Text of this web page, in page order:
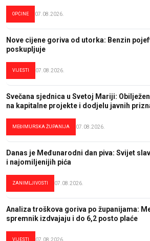
OPĆINE 07.08.2026.
Nove cijene goriva od utorka: Benzin
poskupljuje
VIJESTI 07.08.2026.
Svečana sjednica u Svetoj Mariji:
na kapitalne projekte i dodjelu javnih
MEĐIMURSKA ŽUPANIJA 07.08.2026.
Danas je Međunarodni dan piva: Svijet
i najomiljenijih pića
ZANIMLJIVOSTI 07.08.2026.
Analiza troškova goriva po županijama:
spremnik izdvajaju i do 6,2 posto plaće
VIJESTI 07.08.2026.